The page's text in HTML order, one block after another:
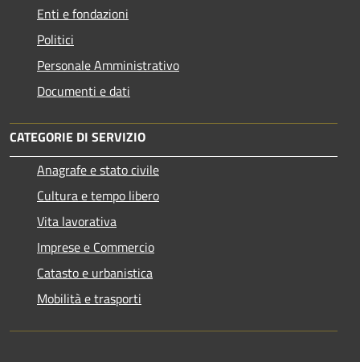
Enti e fondazioni
Politici
Personale Amministrativo
Documenti e dati
CATEGORIE DI SERVIZIO
Anagrafe e stato civile
Cultura e tempo libero
Vita lavorativa
Imprese e Commercio
Catasto e urbanistica
Mobilità e trasporti